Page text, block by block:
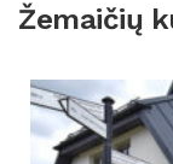
Žemaičių